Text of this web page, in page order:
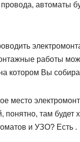
автоматы
работы
котором Вы
место
понятно, там
и УЗО? Есть .